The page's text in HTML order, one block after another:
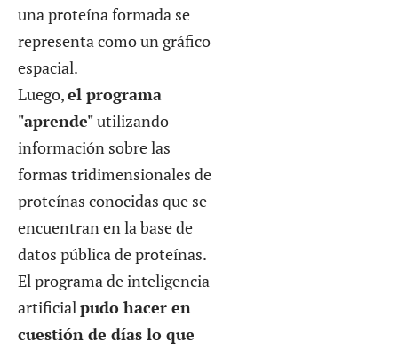
una proteína formada se
representa como un gráfico
espacial.
Luego,el programa
"aprende"utilizando
información sobre las
formas tridimensionales de
proteínas conocidas que se
encuentran en la base de
datos pública de proteínas.
El programa de inteligencia
artificialpudo hacer en
cuestión de días lo que